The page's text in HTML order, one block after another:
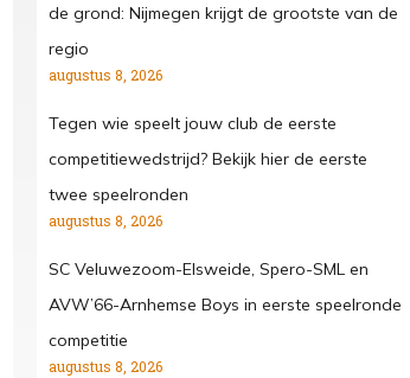
de grond: Nijmegen krijgt de grootste van de
regio
augustus 8, 2026
Tegen wie speelt jouw club de eerste
competitiewedstrijd? Bekijk hier de eerste
twee speelronden
augustus 8, 2026
SC Veluwezoom-Elsweide, Spero-SML en
AVW’66-Arnhemse Boys in eerste speelronde
competitie
augustus 8, 2026